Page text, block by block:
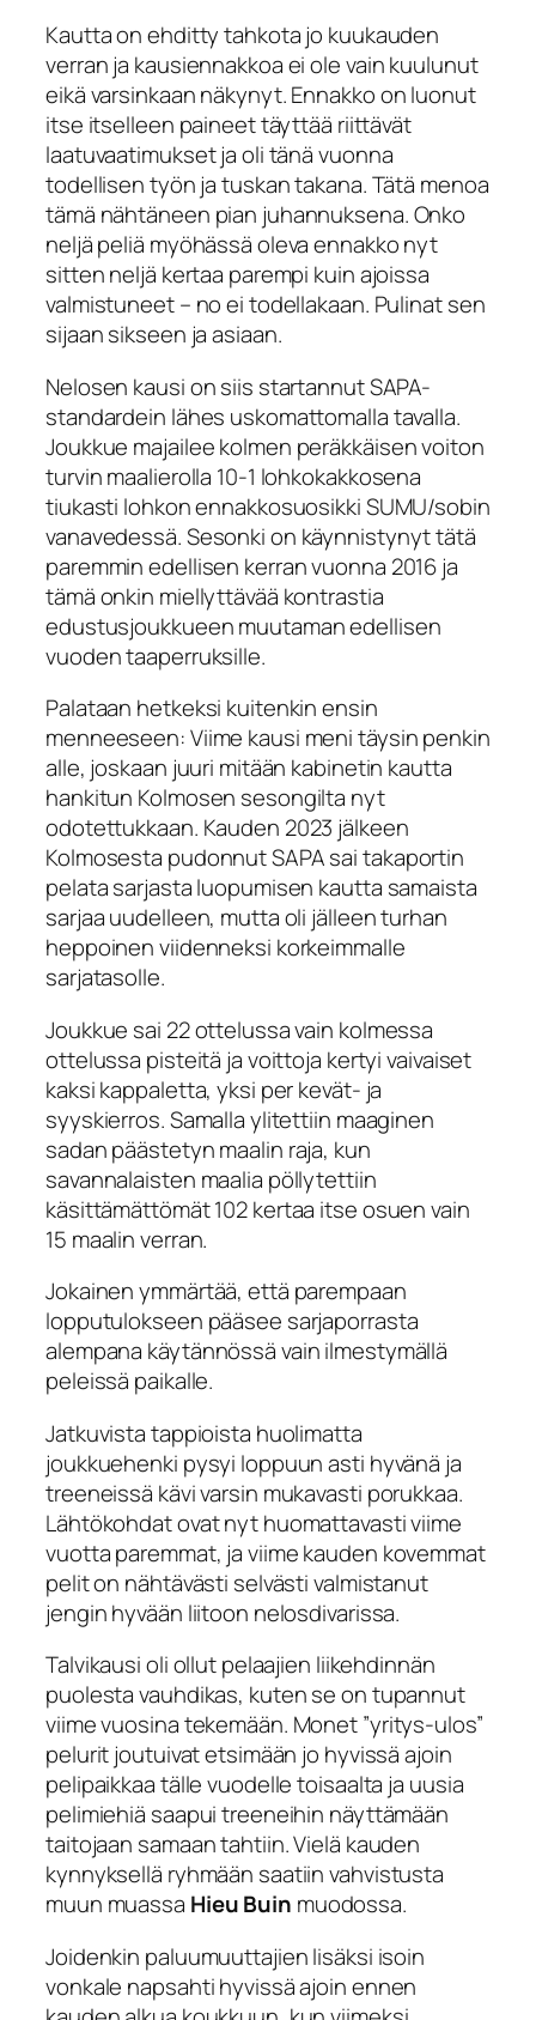
Kautta on ehditty tahkota jo kuukauden
verran ja kausiennakkoa ei ole vain kuulunut
eikä varsinkaan näkynyt. Ennakko on luonut
itse itselleen paineet täyttää riittävät
laatuvaatimukset ja oli tänä vuonna
todellisen työn ja tuskan takana. Tätä menoa
tämä nähtäneen pian juhannuksena. Onko
neljä peliä myöhässä oleva ennakko nyt
sitten neljä kertaa parempi kuin ajoissa
valmistuneet – no ei todellakaan. Pulinat sen
sijaan sikseen ja asiaan.
Nelosen kausi on siis startannut SAPA-
standardein lähes uskomattomalla tavalla.
Joukkue majailee kolmen peräkkäisen voiton
turvin maalierolla 10-1 lohkokakkosena
tiukasti lohkon ennakkosuosikki SUMU/sobin
vanavedessä. Sesonki on käynnistynyt tätä
paremmin edellisen kerran vuonna 2016 ja
tämä onkin miellyttävää kontrastia
edustusjoukkueen muutaman edellisen
vuoden taaperruksille.
Palataan hetkeksi kuitenkin ensin
menneeseen: Viime kausi meni täysin penkin
alle, joskaan juuri mitään kabinetin kautta
hankitun Kolmosen sesongilta nyt
odotettukkaan. Kauden 2023 jälkeen
Kolmosesta pudonnut SAPA sai takaportin
pelata sarjasta luopumisen kautta samaista
sarjaa uudelleen, mutta oli jälleen turhan
heppoinen viidenneksi korkeimmalle
sarjatasolle.
Joukkue sai 22 ottelussa vain kolmessa
ottelussa pisteitä ja voittoja kertyi vaivaiset
kaksi kappaletta, yksi per kevät- ja
syyskierros. Samalla ylitettiin maaginen
sadan päästetyn maalin raja, kun
savannalaisten maalia pöllytettiin
käsittämättömät 102 kertaa itse osuen vain
15 maalin verran.
Jokainen ymmärtää, että parempaan
lopputulokseen pääsee sarjaporrasta
alempana käytännössä vain ilmestymällä
peleissä paikalle.
Jatkuvista tappioista huolimatta
joukkuehenki pysyi loppuun asti hyvänä ja
treeneissä kävi varsin mukavasti porukkaa.
Lähtökohdat ovat nyt huomattavasti viime
vuotta paremmat, ja viime kauden kovemmat
pelit on nähtävästi selvästi valmistanut
jengin hyvään liitoon nelosdivarissa.
Talvikausi oli ollut pelaajien liikehdinnän
puolesta vauhdikas, kuten se on tupannut
viime vuosina tekemään. Monet ”yritys-ulos”
pelurit joutuivat etsimään jo hyvissä ajoin
pelipaikkaa tälle vuodelle toisaalta ja uusia
pelimiehiä saapui treeneihin näyttämään
taitojaan samaan tahtiin. Vielä kauden
kynnyksellä ryhmään saatiin vahvistusta
muun muassa Hieu Buin muodossa.
Joidenkin paluumuuttajien lisäksi isoin
vonkale napsahti hyvissä ajoin ennen